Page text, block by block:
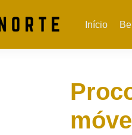
Início